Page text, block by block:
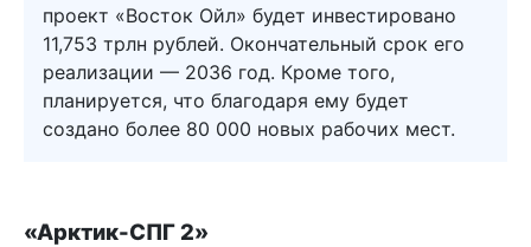
проект «Восток Ойл» будет инвестировано
11,753 трлн рублей. Окончательный срок его
реализации — 2036 год. Кроме того,
планируется, что благодаря ему будет
создано более 80 000 новых рабочих мест.
«Арктик-СПГ 2»